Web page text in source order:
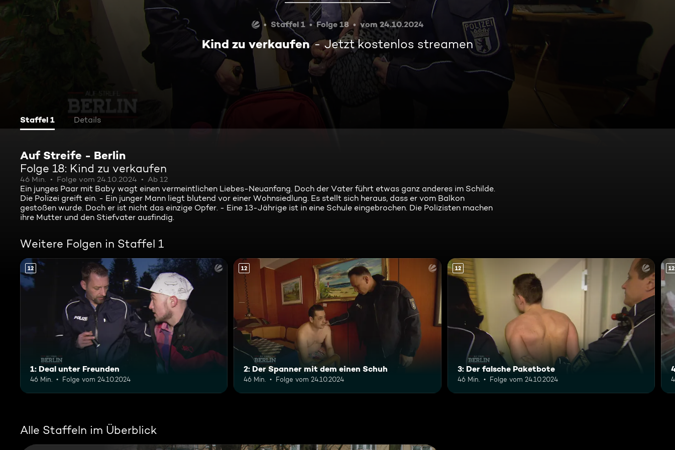
Staffel 1 Folge 18 vom 24.10.2024
Kind zu verkaufen Jetzt kostenlos streamen
Staffel 1 Details
Auf Streife - Berlin
Folge 18: Kind zu verkaufen
46 Min. Folge vom 24.10.2024 Ab 12
Ein junges Paar mit Baby wagt einen vermeintlichen Liebes-Neuanfang. Doch der Vater führt etwas ganz anderes im Schilde.
Die Polizei greift ein. - Ein junger Mann liegt blutend vor einer Wohnsiedlung. Es stellt sich heraus, dass er vom Balkon
gestoßen wurde. Doch er ist nicht das einzige Opfer. - Eine 13-Jährige ist in eine Schule eingebrochen. Die Polizisten machen
ihre Mutter und den Stiefvater ausfindig.
Weitere Folgen in Staffel 1
12
1: Deal unter Freunden
46 Min. Folge vom 24.10.2024
12
2: Der Spanner mit dem einen Schuh
46 Min. Folge vom 24.10.2024
12
3: Der falsche Paketbote
46 Min. Folge vom 24.10.2024
12
Alle Staffeln im Überblick